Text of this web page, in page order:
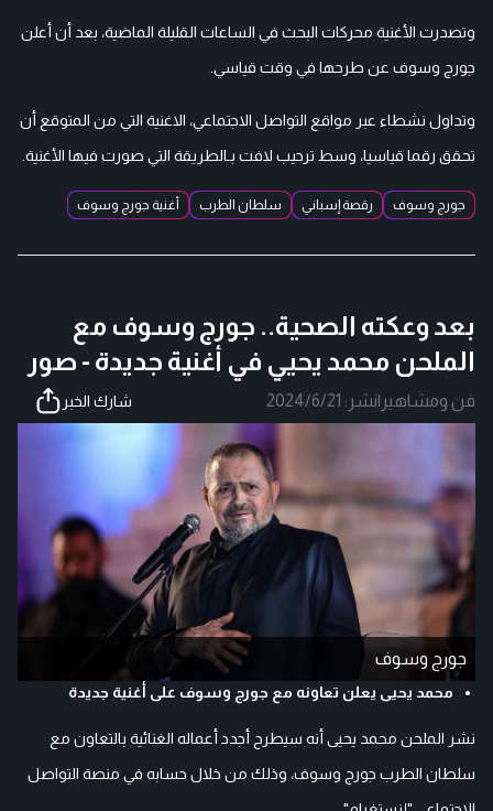
وتصدرت الأغنية محركات البحث في الساعات القليلة الماضية، بعد أن أعلن
جورج وسوف عن طرحها في وقت قياسي.
وتداول نشطاء عبر مواقع التواصل الاجتماعي، الاغنية التي من المتوقع أن
تحقق رقما قياسيا، وسط ترحيب لافت بـالطريقة التي صورت فيها الأغنية.
جورج وسوف رقصة إسباني سلطان الطرب أغنية جورج وسوف
بعد وعكته الصحية.. جورج وسوف مع
الملحن محمد يحيي في أغنية جديدة - صور
فن ومشاهير |نشر: 2024/6/21 شارك الخبر
جورج وسوف
محمد يحيى يعلن تعاونه مع جورج وسوف على أغنية جديدة
نشر الملحن محمد يحيى أنه سيطرح أجدد أعماله الغنائية بالتعاون مع
سلطان الطرب جورج وسوف، وذلك من خلال حسابه في منصة التواصل